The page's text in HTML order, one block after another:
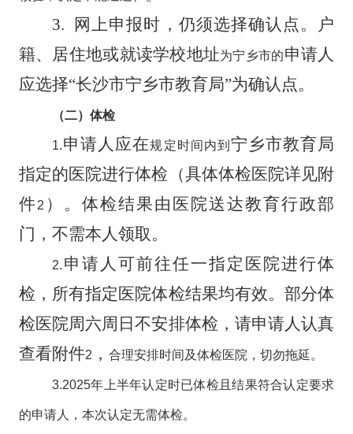
3.
网上申报时，仍须选择确认点。户
籍、居住地或就读学校地址为宁乡市的申请人
应选择“长沙市宁乡市教育局”为确认点。
（二）体检
1.申请人应在规定时间内到 宁乡市教育局
指定的医院进行体检（具体体检医院详见附
件2 ）。体检结果由医院送达教育行政部
门，不需本人领取。
2. 申请人可前往任一指定医院进行体
检，所有指定医院体检结果均有效。 部分体
检医院周六周日不安排体检，请申请人认真
查看附件2 ， 合理安排时间及体检医院，切勿拖延。
3.2025年上半年认定时已体检且结果符合认定要求
的申请人，本次认定无需体检。